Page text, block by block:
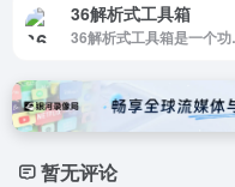
36解析式工具箱
36解析式工具
暂无评论